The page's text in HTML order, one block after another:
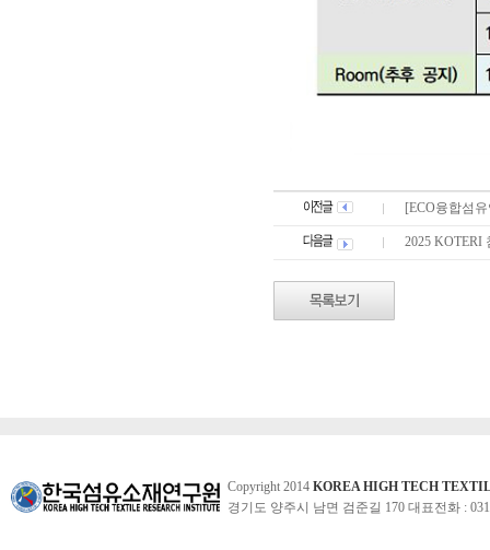
[ECO융합섬
2025 KOTERI
Copyright 2014 KOREA HIGH TECH
경기도 양주시 남면 검준길 170 대표전화 :